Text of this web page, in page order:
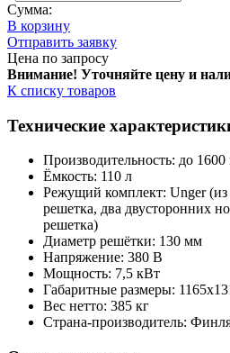
Сумма:
В корзину
Отправить заявку
Цена по запросу
Внимание! Уточняйте цену и
К списку товаров
Технические
Производительность: до 1600
Ёмкость: 110 л
Режущий комплект: Unger (из
решетка, два двусторонних
решетка)
Диаметр решётки: 130 мм
Напряжение: 380 В
Мощность: 7,5 кВт
Габаритные размеры:
Вес нетто: 385 кг
Страна-производитель: